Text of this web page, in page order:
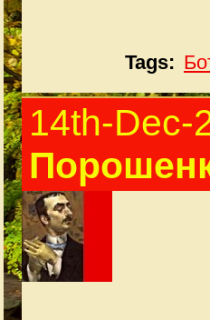
Tags:
14th-Dec-